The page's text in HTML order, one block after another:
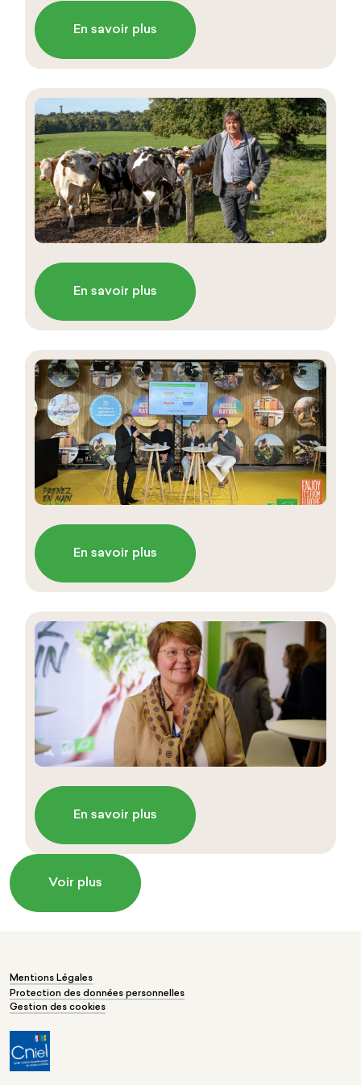
En savoir plus
En savoir plus
En savoir plus
En savoir plus
Voir plus
Mentions Légales
Protection des données personnelles
Gestion des cookies